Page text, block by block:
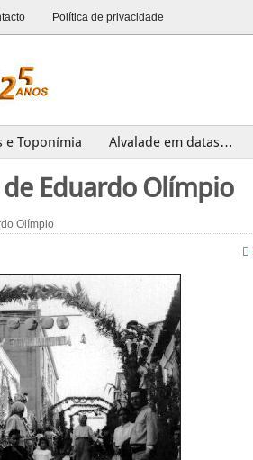
Política de privacidade
e Toponímia Alvalade em datas…
Património Últimas
Eduardo Olímpio
Olímpio